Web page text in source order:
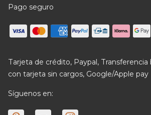
Pago seguro
Tarjeta de crédito, Paypal, Transferencia
con tarjeta sin cargos, Google/Apple pay
Síguenos en: